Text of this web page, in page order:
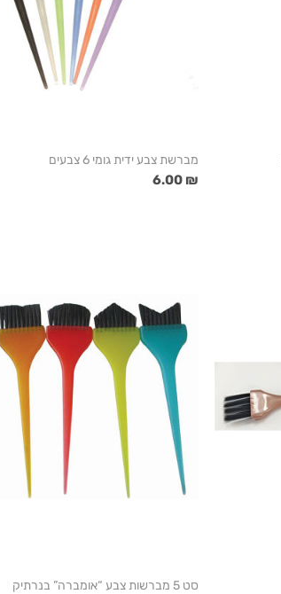
מברשת צבע ידית גומי 6 צבעים
₪ 6.00
סט 5 מברשות צבע “אומברה” בנרתיק